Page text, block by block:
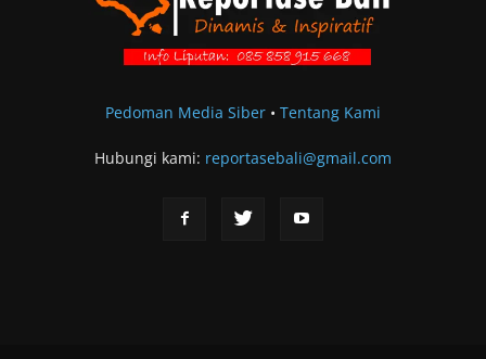
Pedoman Media Siber• Tentang Kami
Hubungi kami: reportasebali@gmail.com